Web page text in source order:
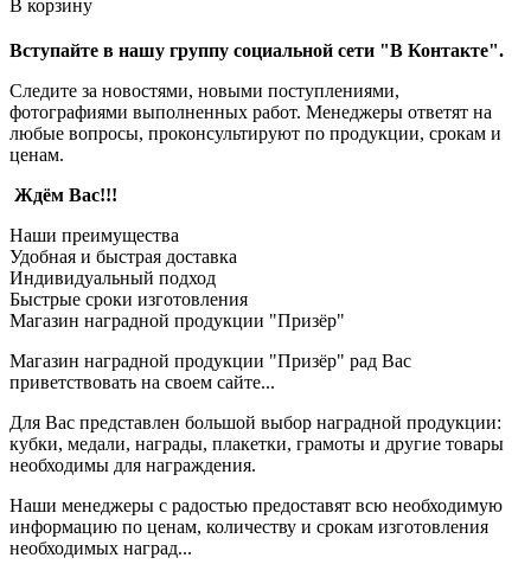
В корзину
Вступайте в нашу группу социальной сети "В Контакте".
Следите за новостями, новыми поступлениями,
фотографиями выполненных работ. Менеджеры ответят на
любые вопросы, проконсультируют по продукции, срокам и
ценам.
Ждём Вас!!!
Наши преимущества
Удобная и быстрая доставка
Индивидуальный подход
Быстрые сроки изготовления
Магазин наградной продукции "Призёр"
Магазин наградной продукции "Призёр" рад Вас
приветствовать на своем сайте...
Для Вас представлен большой выбор наградной продукции:
кубки, медали, награды, плакетки, грамоты и другие товары
необходимы для награждения.
Наши менеджеры с радостью предоставят всю необходимую
информацию по ценам, количеству и срокам изготовления
необходимых наград...